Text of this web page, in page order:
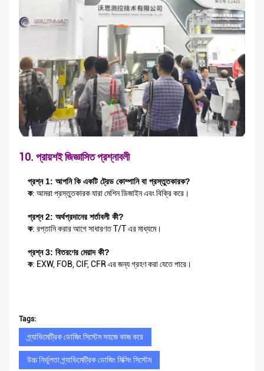
10. প্রায়শই জিজ্ঞাসিত প্রশ্নাবলী
প্রশ্ন 1: আপনি কি একটি ট্রেড কোম্পানি বা প্রস্তুতকারক?
ক: আমরা প্রস্তুতকারক যারা মেশিন ডিজাইন এবং বিক্রি করে।
প্রশ্ন 2: অর্থপ্রদানের শর্তাবলী কী?
ক: রপ্তানি করার আগে সাধারণত T/T এর মাধ্যমে।
প্রশ্ন 3: বিতরণের মেয়াদ কী?
ক: EXW, FOB, CIF, CFR এর জন্য গ্রহণ করা যেতে পারে।
Tags:
গ্র্যাভিমেট্রিক ডোজিং সিস্টেম সহজে কাজ করে
উচ্চ নির্ভুলতা গ্র্যাভিমেট্রিক ডোজিং মিক্সিং সিস্টেম